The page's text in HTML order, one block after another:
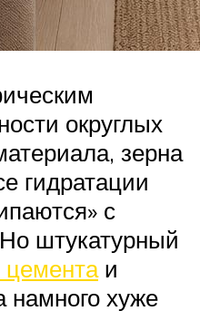
округлых
зерна
гидратации
с
штукатурный
цементаи
намного хуже